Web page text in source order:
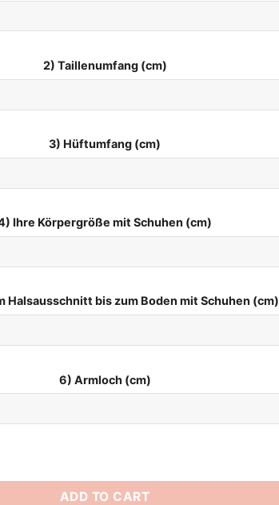
2) Taillenumfang (cm)
3) Hüftumfang (cm)
Ihre Körpergröße mit Schuhen (cm)
Halsausschnitt bis zum Boden mit Schuhen (cm)
6) Armloch (cm)
Große Größen quantity
ADD TO CART